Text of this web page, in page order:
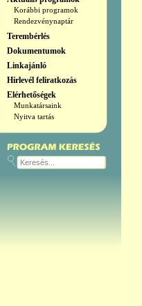
Korábbi programok
Rendezvénynaptár
Terembérlés
Dokumentumok
Linkajánló
Hírlevél feliratkozás
Elérhetőségek
Munkatársaink
Nyitva tartás